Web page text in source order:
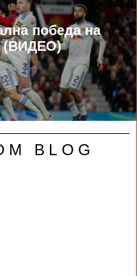
победа на
(ВИДЕО)
BLOG